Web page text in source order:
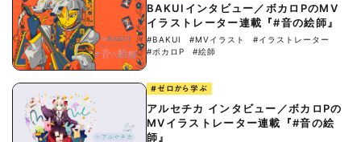
BAKUIインタビュー／ボカロPのMV
イラストレーター連載『#音の絵師』
#BAKUI #MVイラスト
#イラストレーター
#ボカロP
#絵師
#ゼロから学ぶ
アルセチカ インタビュー／ボカロPの
MVイラストレーター連載『#音の絵
師』